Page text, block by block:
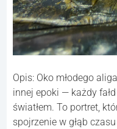
Opis: Oko młodego
innej epoki — każdy
światłem. To portret,
spojrzenie w głąb